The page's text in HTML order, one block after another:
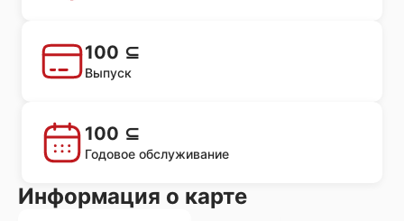
100 ⊆
Выпуск
100 ⊆
Годовое обслуживание
Информация о карте